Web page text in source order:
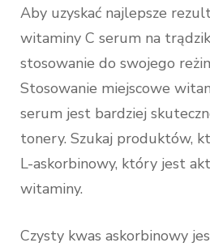
Aby uzyskać najlepsze
witaminy C serum na
stosowanie do swojego
Stosowanie miejscowe
serum jest bardziej
tonery. Szukaj produktów,
L-askorbinowy, który jest
witaminy.
Czysty kwas askorbinowy